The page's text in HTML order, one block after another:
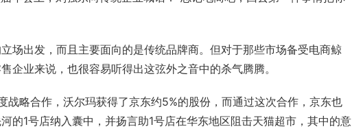
场出发，而且主要面向的是传统品牌商。但对于那些市场备受电商鲸
企业来说，也很容易听得出这弦外之音中的杀气腾腾。
战略合作，沃尔玛获得了京东约5%的股份 ，而通过这次合作，京东也
的1号店纳入囊中，并扬言助1号店在华东地区阻击天猫超市 ，其中的意